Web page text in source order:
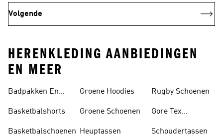
Volgende
HERENKLEDING AANBIEDINGEN
EN MEER
Badpakken En
Basketbalshorts
Basketbalschoenen
Groene Hoodies
Groene Schoenen
Heuptassen
Rugby Schoenen
Gore Tex
Schoudertassen